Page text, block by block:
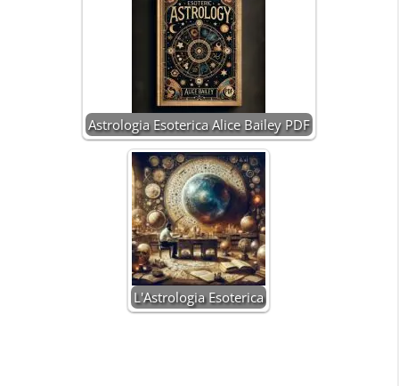
Astrologia Esoterica Alice Bailey PDF
L'Astrologia Esoterica